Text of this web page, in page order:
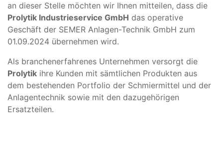
an dieser Stelle möchten wir Ihnen mitteilen, dass die
Prolytik Industrieservice GmbH das operative
Geschäft der SEMER Anlagen-Technik GmbH zum
01.09.2024 übernehmen wird.
Als branchenerfahrenes Unternehmen versorgt die
Prolytik ihre Kunden mit sämtlichen Produkten aus
dem bestehenden Portfolio der Schmiermittel und der
Anlagentechnik sowie mit den dazugehörigen
Ersatzteilen.